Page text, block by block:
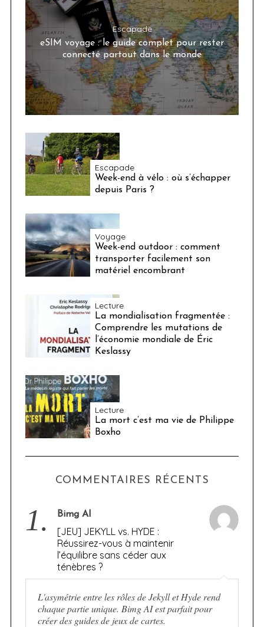
Escapade
eSIM voyage : le guide complet pour rester
connecté partout dans le monde
Escapade
Week-end à vélo : où s’échapper
depuis Paris ?
Voyage
Week-end outdoor : comment
transporter facilement son
matériel encombrant
Lecture
La mondialisation fragmentée :
Comprendre les mutations de
l’économie mondiale de Éric
Keslassy
Lecture
La mort c’est ma vie de Philippe
Boxho
COMMENTAIRES RÉCENTS
1. Bimg AI
[JEU] JEKYLL vs. HYDE :
Réussirez-vous à maintenir
l’équilibre sans céder aux
ténèbres ?
L'asymétrie entre les rôles de Jekyll et Hyde rend
chaque partie unique. Bimg AI est parfait pour
créer des guides de jeux de cartes.